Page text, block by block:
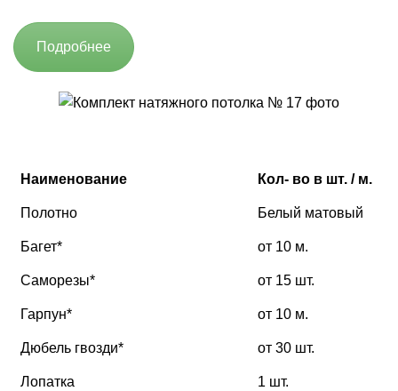
Подробнее
Наименование Кол- во в шт. / м.
Полотно Белый матовый
Багет* от 10 м.
Саморезы* от 15 шт.
Гарпун* от 10 м.
Дюбель гвозди* от 30 шт.
Лопатка 1 шт.